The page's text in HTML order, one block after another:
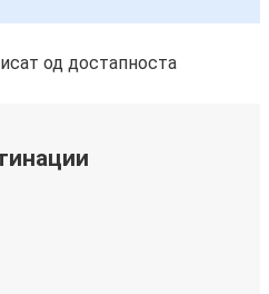
од достапноста